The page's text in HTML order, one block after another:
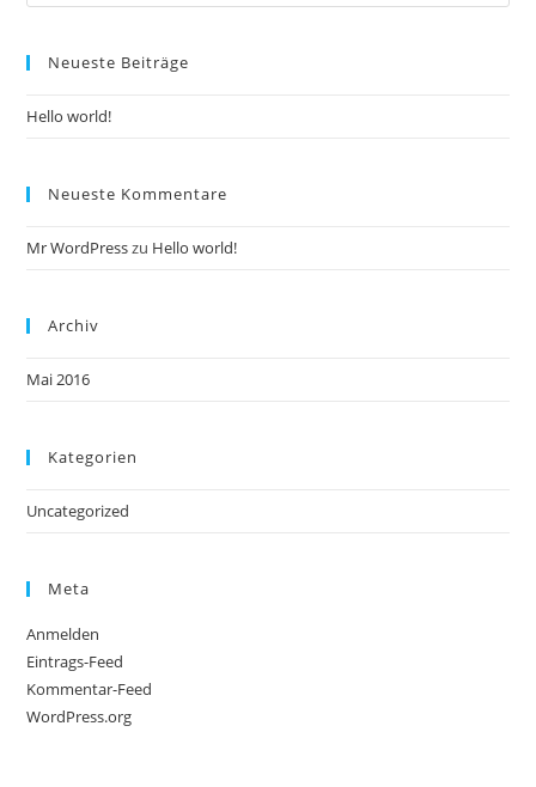
Neueste Beiträge
Hello world!
Neueste Kommentare
Mr WordPresszu Hello world!
Archiv
Mai 2016
Kategorien
Uncategorized
Meta
Anmelden
Eintrags-Feed
Kommentar-Feed
WordPress.org